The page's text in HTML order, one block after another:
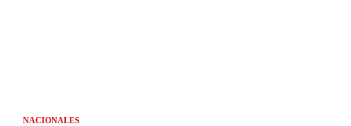
NACIONALES